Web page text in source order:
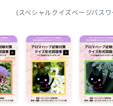
(スペシャルクイズページパス